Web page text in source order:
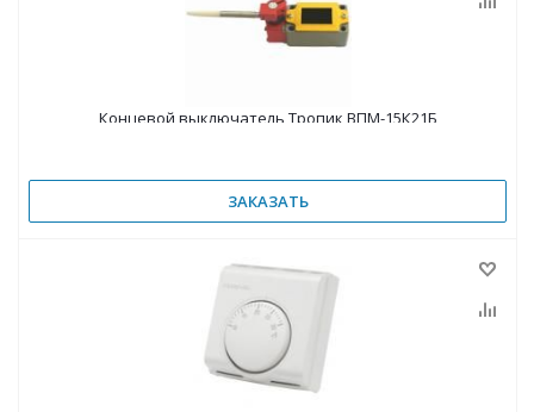
Концевой выключатель Тропик ВПМ-15К21Б
ЗАКАЗАТЬ